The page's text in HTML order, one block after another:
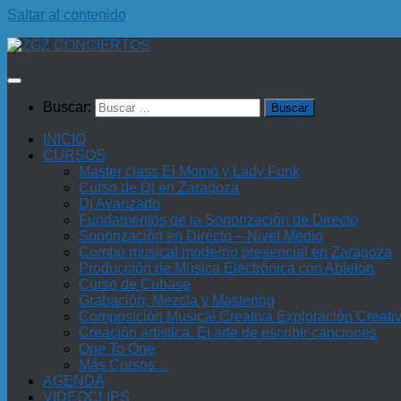
Saltar al contenido
Buscar:
INICIO
CURSOS
Master class El Momo y Lady Funk
Curso de Dj en Zaragoza
Dj Avanzado
Fundamentos de la Sonorización de Directo
Sonorización en Directo – Nivel Medio
Combo musical moderno presencial en Zaragoza
Producción de Música Electrónica con Ableton
Curso de Cubase
Grabación, Mezcla y Mastering
Composición Musical Creativa Exploración
Creación artística. El arte de escribir canciones
One To One
Más Cursos…
AGENDA
VIDEOCLIPS